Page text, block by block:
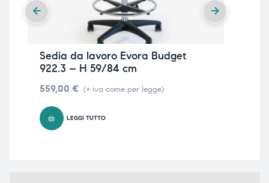
Sedia da lavoro Evora Budget
922.3 – H 59/84 cm
559,00 € (+ iva come per legge)
LEGGI TUTTO